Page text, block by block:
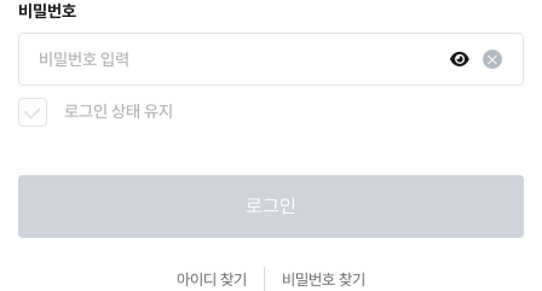
비밀번호
로그인 상태 유지
로그인
아이디 찾기 비밀번호 찾기